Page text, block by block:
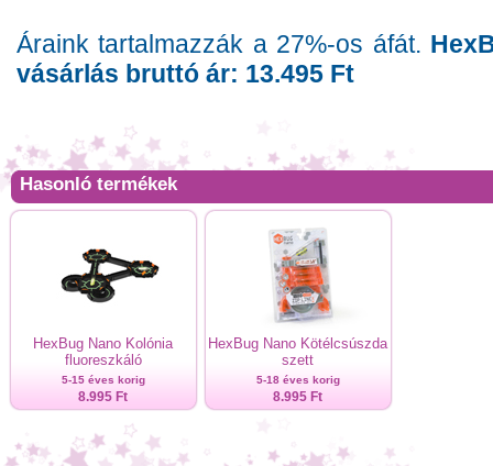
Áraink tartalmazzák a 27%-os áfát.
vásárlás bruttó ár: 13.495 Ft
Hasonló termékek
HexBug Nano Kolónia
fluoreszkáló
5-15 éves korig
8.995 Ft
HexBug Nano Kötélcsúszda
szett
5-18 éves korig
8.995 Ft